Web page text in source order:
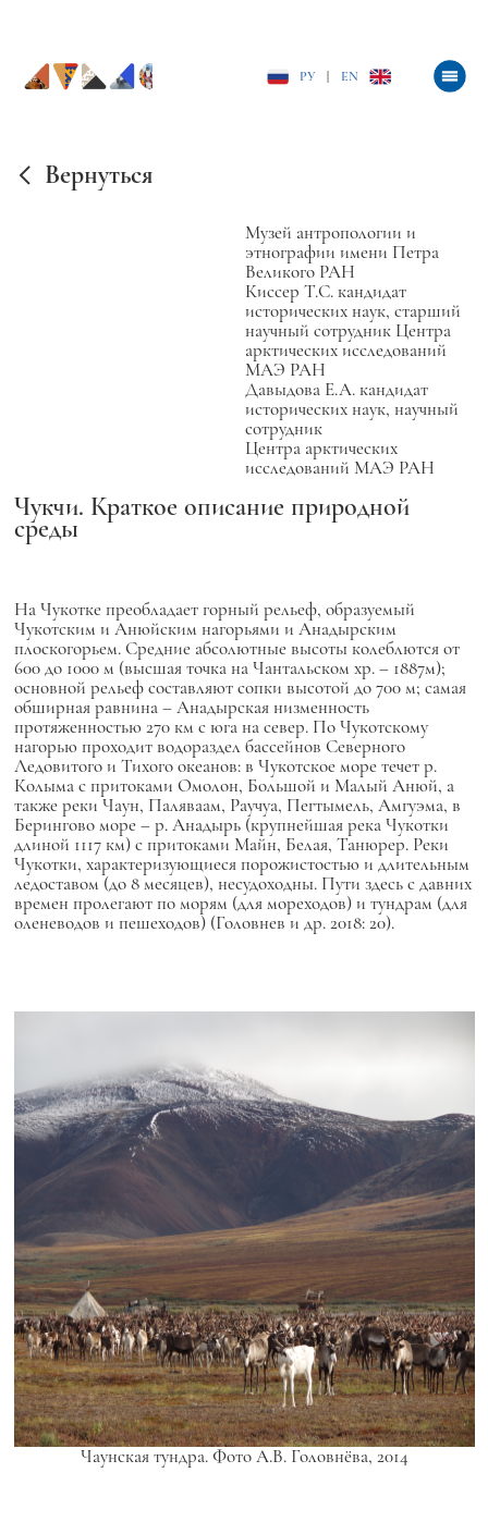
РУ EN
Вернуться
Музей антропологии и
этнографии имени Петра
Великого РАН
Киссер Т.С. кандидат
исторических наук, старший
научный сотрудник Центра
арктических исследований
МАЭ РАН
Давыдова Е.А. кандидат
исторических наук, научный
сотрудник
Центра арктических
исследований МАЭ РАН
Чукчи. Краткое описание природной
среды
На Чукотке преобладает горный рельеф, образуемый
Чукотским и Анюйским нагорьями и Анадырским
плоскогорьем. Средние абсолютные высоты колеблются от
600 до 1000 м (высшая точка на Чантальском хр. – 1887м);
основной рельеф составляют сопки высотой до 700 м; самая
обширная равнина – Анадырская низменность
протяженностью 270 км с юга на север. По Чукотскому
нагорью проходит водораздел бассейнов Северного
Ледовитого и Тихого океанов: в Чукотское море течет р.
Колыма с притоками Омолон, Большой и Малый Анюй, а
также реки Чаун, Паляваам, Раучуа, Пегтымель, Амгуэма, в
Берингово море – р. Анадырь (крупнейшая река Чукотки
длиной 1117 км) с притоками Майн, Белая, Танюрер. Реки
Чукотки, характеризующиеся порожистостью и длительным
ледоставом (до 8 месяцев), несудоходны. Пути здесь с давних
времен пролегают по морям (для мореходов) и тундрам (для
оленеводов и пешеходов) (Головнев и др. 2018: 20).
Чаунская тундра. Фото А.В. Головнёва, 2014